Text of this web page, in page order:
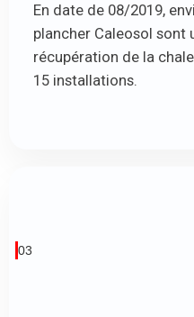
En date de 08/2019,
plancher Caleosol sont
récupération de la
15 installations.
03